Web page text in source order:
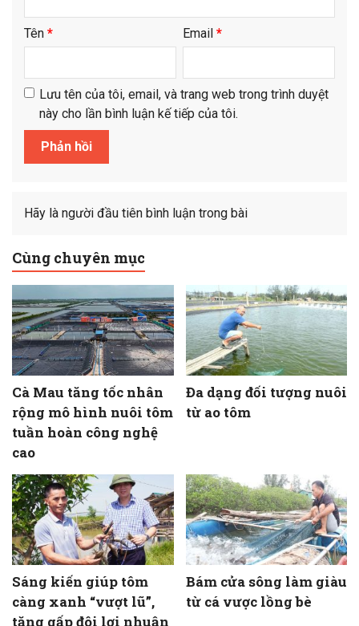
Tên * Email *
Lưu tên của tôi, email, và trang web trong trình duyệt
này cho lần bình luận kế tiếp của tôi.
Hãy là người đầu tiên bình luận trong bài
Cùng chuyên mục
Cà Mau tăng tốc nhân
rộng mô hình nuôi tôm
tuần hoàn công nghệ
cao
Đa dạng đối tượng nuôi
từ ao tôm
Sáng kiến giúp tôm
càng xanh “vượt lũ”,
tăng gấp đôi lợi nhuận
Bám cửa sông làm giàu
từ cá vược lồng bè